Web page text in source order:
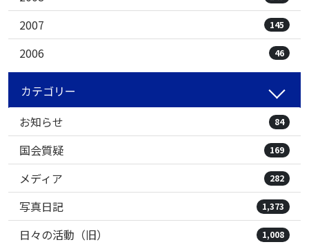
2007 145
2006 46
カテゴリー
お知らせ
84
国会質疑 169
メディア 282
写真日記 1,373
日々の活動（旧） 1,008